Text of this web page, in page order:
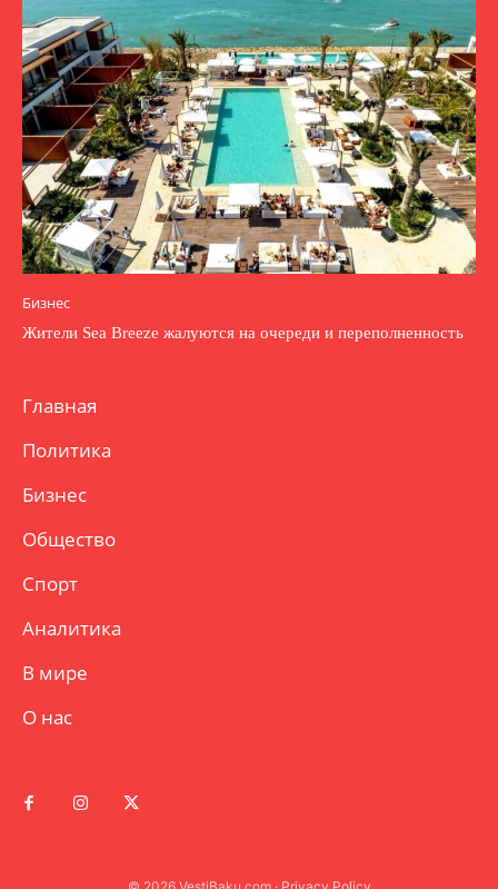
Бизнес
Жители Sea Breeze жалуются на очереди и переполненность
Главная
Политика
Бизнес
Общество
Спорт
Аналитика
В мире
О нас